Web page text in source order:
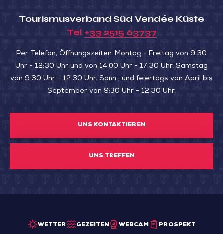
Tourismusverband Süd Vendée Küste
Tel +33 2515 63737
Per Telefon, Öffnungszeiten: Montag - Freitag von 9:30
Uhr - 12:30 Uhr und von 14:00 Uhr - 17:30 Uhr, Samstag
von 9:30 Uhr - 12:30 Uhr. Sonn- und feiertags von April bis
September von 9:30 Uhr - 12:30 Uhr.
UNS KONTAKTIEREN
UNS TREFFEN
WETTER GEZEITEN WEBCAM PROSPEKT